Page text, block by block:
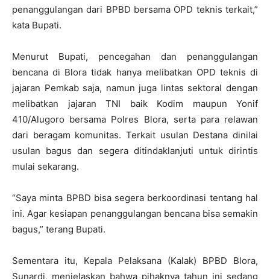
penanggulangan dari BPBD bersama OPD teknis terkait,”
kata Bupati.
Menurut Bupati, pencegahan dan penanggulangan
bencana di Blora tidak hanya melibatkan OPD teknis di
jajaran Pemkab saja, namun juga lintas sektoral dengan
melibatkan jajaran TNI baik Kodim maupun Yonif
410/Alugoro bersama Polres Blora, serta para relawan
dari beragam komunitas. Terkait usulan Destana dinilai
usulan bagus dan segera ditindaklanjuti untuk dirintis
mulai sekarang.
“Saya minta BPBD bisa segera berkoordinasi tentang hal
ini. Agar kesiapan penanggulangan bencana bisa semakin
bagus,” terang Bupati.
Sementara itu, Kepala Pelaksana (Kalak) BPBD Blora,
Sunardi, menjelaskan bahwa pihaknya tahun ini sedang